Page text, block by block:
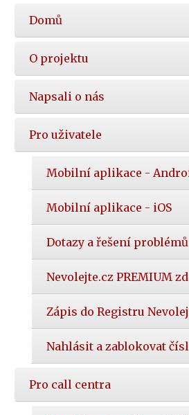
Hlavní
nabídka
Domů
O projektu
Napsali o nás
Pro uživatele
Mobilní aplikace -
Mobilní aplikace - iOS
Dotazy a řešení problémů
Nevolejte.cz PREMIUM
Zápis do Registru
Nahlásit a zablokovat
Pro call centra